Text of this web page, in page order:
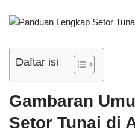
Daftar isi
Gambaran
Setor Tunai di